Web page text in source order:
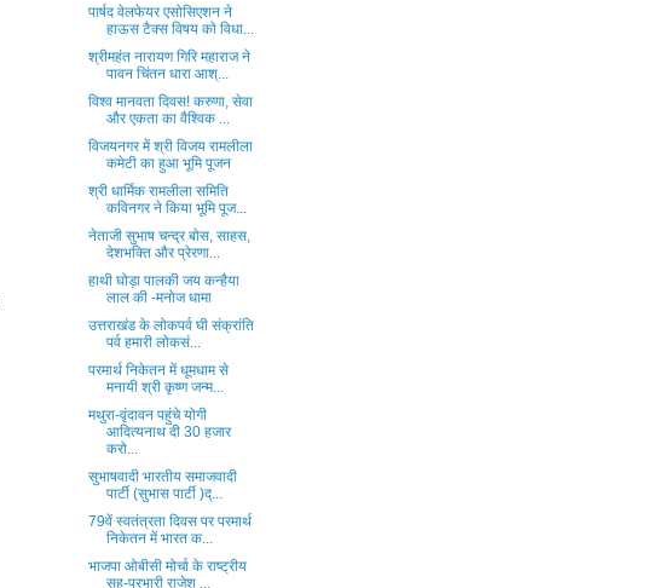
पार्षद वेलफेयर एसोसिएशन ने
हाऊस टैक्स विषय को विधा...
श्रीमहंत नारायण गिरि महाराज ने
पावन चिंतन धारा आश्...
विश्व मानवता दिवस! करुणा, सेवा
और एकता का वैश्विक ...
विजयनगर में श्री विजय रामलीला
कमेटी का हुआ भूमि पूजन
श्री धार्मिक रामलीला समिति
कविनगर ने किया भूमि पूज...
नेताजी सुभाष चन्द्र बोस, साहस,
देशभक्ति और प्रेरणा...
हाथी घोड़ा पालकी जय कन्हैया
लाल की -मनोज धामा
उत्तराखंड के लोकपर्व घी संक्रांति
पर्व हमारी लोकसं...
परमार्थ निकेतन में धूमधाम से
मनायी श्री कृष्ण जन्म...
मथुरा-वृंदावन पहुंचे योगी
आदित्यनाथ दी 30 हजार
करो...
सुभाषवादी भारतीय समाजवादी
पार्टी (सुभास पार्टी )द्...
79वें स्वतंत्रता दिवस पर परमार्थ
निकेतन में भारत क...
भाजपा ओबीसी मोर्चा के राष्ट्रीय
सह-प्रभारी राजेश ...